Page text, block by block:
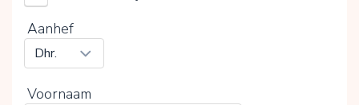
0%
Aanhef
Voornaam